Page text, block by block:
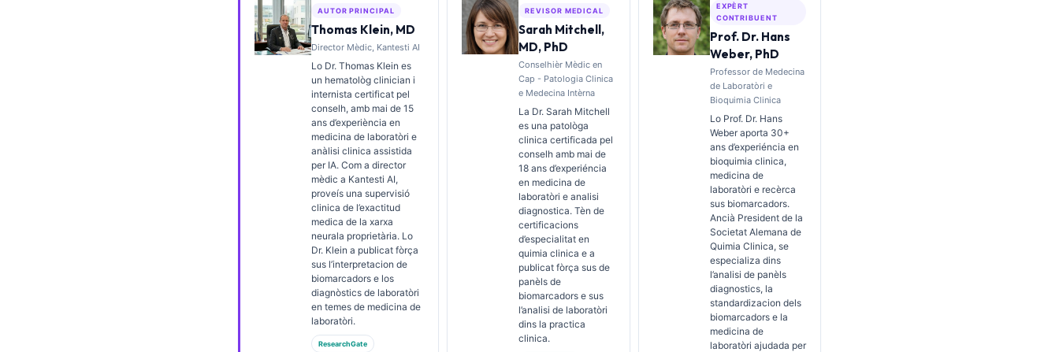
AUTOR PRINCIPAL
Thomas Klein, MD
Director Mèdic, Kantesti AI
Lo Dr. Thomas Klein es
un hematològ clinician i
internista certificat pel
conselh, amb mai de 15
ans d’experiència en
medicina de laboratòri e
anàlisi clinica assistida
per IA. Com a director
mèdic a Kantesti AI,
proveís una supervisió
clinica de l’exactitud
medica de la xarxa
neurala proprietària. Lo
Dr. Klein a publicat fòrça
sus l’interpretacion de
biomarcadors e los
diagnòstics de laboratòri
en temes de medicina de
laboratòri.
ResearchGate
REVISOR MEDICAL
Sarah Mitchell,
MD, PhD
Conselhièr Mèdic en
Cap - Patologia Clinica
e Medecina Intèrna
La Dr. Sarah Mitchell
es una patològa
clinica certificada pel
conselh amb mai de
18 ans d’experiéncia
en medicina de
laboratòri e analisi
diagnostica. Tèn de
certificacions
d’especialitat en
quimia clinica e a
publicat fòrça sus de
panèls de
biomarcadors e sus
l’analisi de laboratòri
dins la practica
clinica.
EXPÈRT
CONTRIBUENT
Prof. Dr. Hans
Weber, PhD
Professor de Medecina
de Laboratòri e
Bioquimia Clinica
Lo Prof. Dr. Hans
Weber aporta 30+
ans d’experiéncia en
bioquimia clinica,
medicina de
laboratòri e recèrca
sus biomarcadors.
Ancià President de la
Societat Alemana de
Quimia Clinica, se
especializa dins
l’analisi de panèls
diagnostics, la
standardizacion dels
biomarcadors e la
medicina de
laboratòri ajudada per